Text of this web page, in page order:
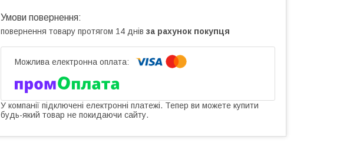
повернення товару протягом 14 днів за рахунок покупця
У компанії підключені електронні платежі. Тепер ви можете купити
будь-який товар не покидаючи сайту.